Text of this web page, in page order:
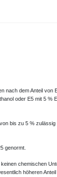
nach dem Anteil von
oder E5 mit 5 %
bis zu 5 %
genormt.
chemischen
höheren